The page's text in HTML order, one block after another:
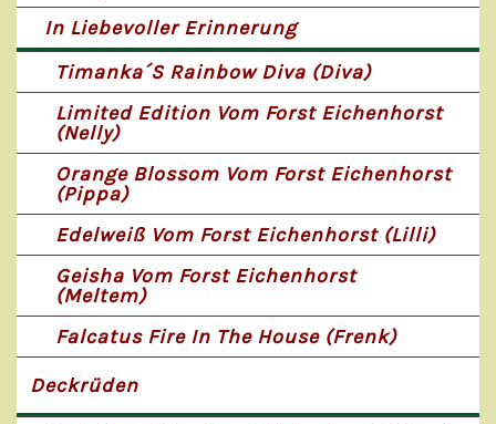
In Liebevoller Erinnerung
Timanka´s Rainbow Diva (Diva)
Limited Edition Vom Forst Eichenhorst
(Nelly)
Orange Blossom Vom Forst Eichenhorst
(Pippa)
Edelweiß Vom Forst Eichenhorst (Lilli)
Geisha Vom Forst Eichenhorst
(Meltem)
Falcatus Fire In The House (Frenk)
Deckrüden